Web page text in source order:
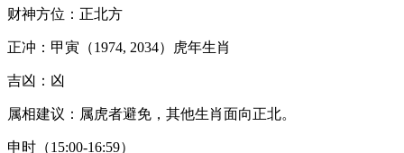
财神方位：正北方
正冲：甲寅（1974, 2034）虎年生肖
吉凶：凶
属相建议：属虎者避免，其他生肖面向正北。
申时（15:00-16:59）